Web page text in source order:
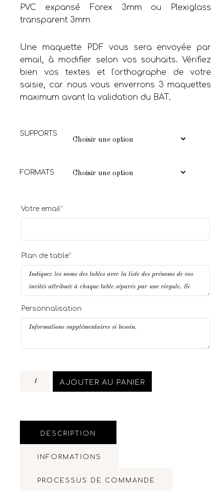
PVC expansé Forex 3mm ou Plexiglass
transparent 3mm
Une maquette PDF vous sera envoyée par
email, à modifier selon vos souhaits. Vérifiez
bien vos textes et l’orthographe de votre
saisie, car nous vous enverrons 3 maquettes
maximum avant la validation du BAT.
SUPPORTS
FORMATS
Votre email*
Plan de table*
Personnalisation
AJOUTER AU PANIER
DESCRIPTION
INFORMATIONS
PROCESSUS DE COMMANDE